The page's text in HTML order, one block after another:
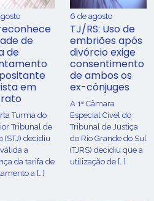
de
de
em
Turma do
Tribunal de
(STJ) decidiu
a
da tarifa de
a […]
6 de agosto
TJ/RS: Uso de
embriões após
divórcio exige
consentimento
de ambos os
ex-cônjuges
A 1ª Câmara
Especial Cível do
Tribunal de Justiça
do Rio Grande do Sul
(TJRS) decidiu que a
utilização de […]